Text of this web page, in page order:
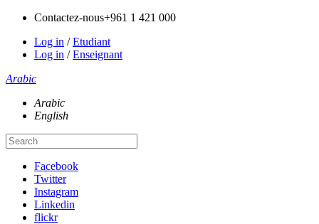
Contactez-nous+961 1 421 000
Log in /Etudiant
Log in /Enseignant
Arabic
Arabic
English
Facebook
Twitter
Instagram
Linkedin
flickr